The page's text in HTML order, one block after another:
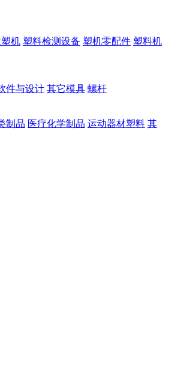
机 塑料检测设备 塑机零配件 塑料机
件与设计 其它模具 螺杆
制品 医疗化学制品 运动器材塑料 其